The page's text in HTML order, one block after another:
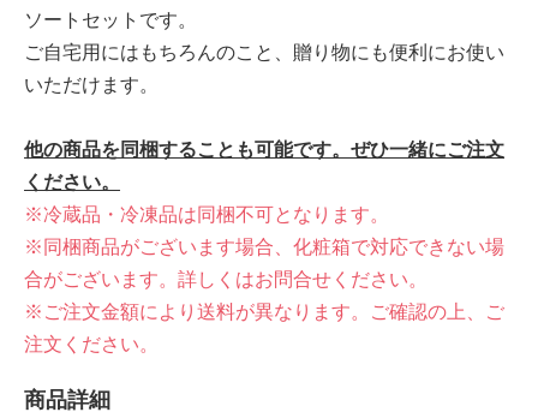
ソートセットです。
ご自宅用にはもちろんのこと、贈り物にも便利にお使い
いただけます。
他の商品を同梱することも可能です。ぜひ一緒にご注文
ください。
※冷蔵品・冷凍品は同梱不可となります。
※同梱商品がございます場合、化粧箱で対応できない場
合がございます。詳しくはお問合せください。
※ご注文金額により送料が異なります。ご確認の上、ご
注文ください。
商品詳細